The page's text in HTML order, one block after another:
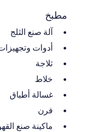
مطبخ
آلة صنع الثلج
أدوات
ثلاجة
خلاط
غسالة أطباق
فرن
ماكينة صنع